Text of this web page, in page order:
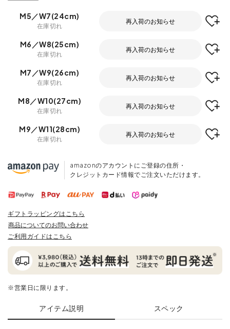
M5／W7(24cm)
在庫切れ
再入荷のお知らせ
M6／W8(25cm)
在庫切れ
再入荷のお知らせ
M7／W9(26cm)
在庫切れ
再入荷のお知らせ
M8／W10(27cm)
在庫切れ
再入荷のお知らせ
M9／W11(28cm)
在庫切れ
再入荷のお知らせ
amazonのアカウントにご登録の住所・
クレジットカード情報でご注文いただけます。
ギフトラッピングはこちら
商品についてのお問い合わせ
ご利用ガイドはこちら
※営業日に限ります。
アイテム説明 スペック